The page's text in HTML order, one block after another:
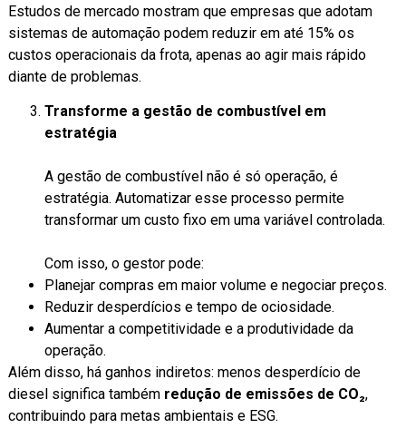
Estudos de mercado mostram que empresas que adotam
sistemas de automação podem reduzir em até 15% os
custos operacionais da frota, apenas ao agir mais rápido
diante de problemas.
Transforme a gestão de combustível em
estratégia
A gestão de combustível não é só operação, é
estratégia. Automatizar esse processo permite
transformar um custo fixo em uma variável controlada.
Com isso, o gestor pode:
Planejar compras em maior volume e negociar preços.
Reduzir desperdícios e tempo de ociosidade.
Aumentar a competitividade e a produtividade da
operação.
Além disso, há ganhos indiretos: menos desperdício de
diesel significa também redução de emissões de CO₂,
contribuindo para metas ambientais e ESG.